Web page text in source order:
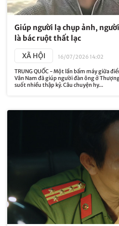
Giúp người lạ chụp ảnh,
là bác ruột thất lạc
XÃ HỘI 16/07/2026 14:02
TRUNG QUỐC - Một lần bấm máy giữa
Vân Nam đã giúp người đàn ông ở
suốt nhiều thập kỷ. Câu chuyện hy...